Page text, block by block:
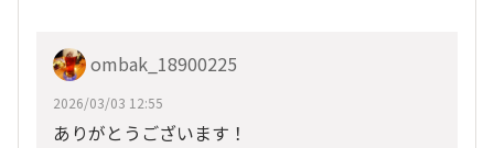
ombak_18900225
2026/03/03 12:55
ありがとうございます！